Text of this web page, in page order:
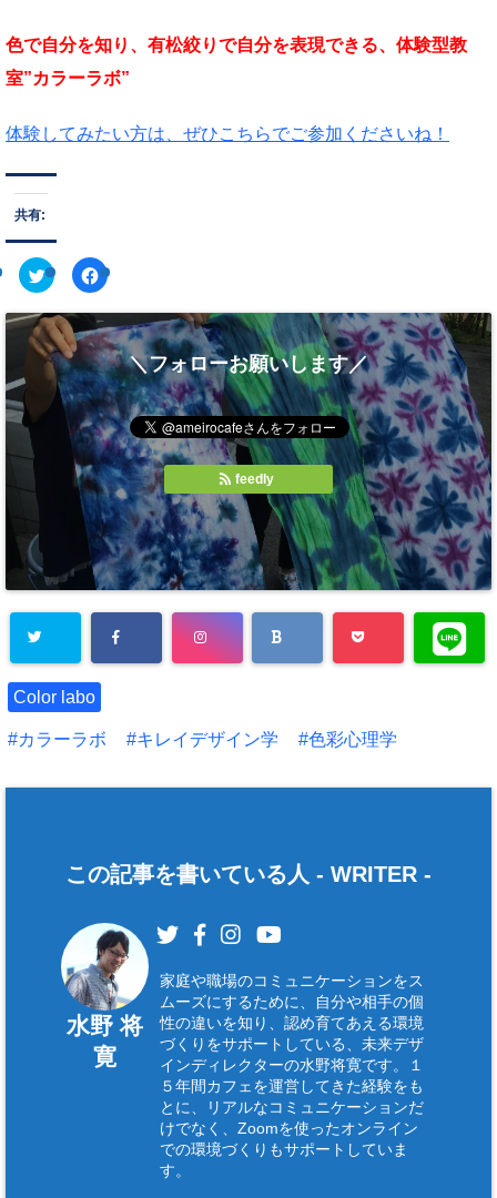
色で自分を知り、有松絞りで自分を表現できる、体験型教
室”カラーラボ”
体験してみたい方は、ぜひこちらでご参加くださいね！
共有:
ク
リ
ク
し
て
T
w
i
t
ド
ウ
開
)
F
a
e
b
o
o
k
で
共
有
す
る
に
は
ク
リ
ッ
ク
し
て
く
だ
さ
い
新
し
い
ィ
ン
ウ
開
き
)
＼フォローお願いします／
feedly
Color labo
カラーラボ キレイデザイン学 色彩心理学
この記事を書いている人 - WRITER -
水野 将
寛
家庭や職場のコミュニケーションをス
ムーズにするために、自分や相手の個
性の違いを知り、認め育てあえる環境
づくりをサポートしている、未来デザ
インディレクターの水野将寛です。１
５年間カフェを運営してきた経験をも
とに、リアルなコミュニケーションだ
けでなく、Zoomを使ったオンライン
での環境づくりもサポートしていま
す。